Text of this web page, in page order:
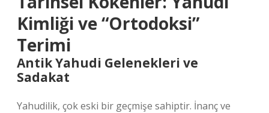
Kimliği ve “Ortodoksi”
Terimi
Antik Yahudi Gelenekleri ve
Sadakat
Yahudilik, çok eski bir geçmişe sahiptir. İnanç ve